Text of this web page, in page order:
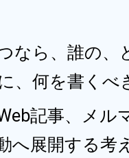
なら、誰の、
、何を書くべ
記事、メル
へ展開する考